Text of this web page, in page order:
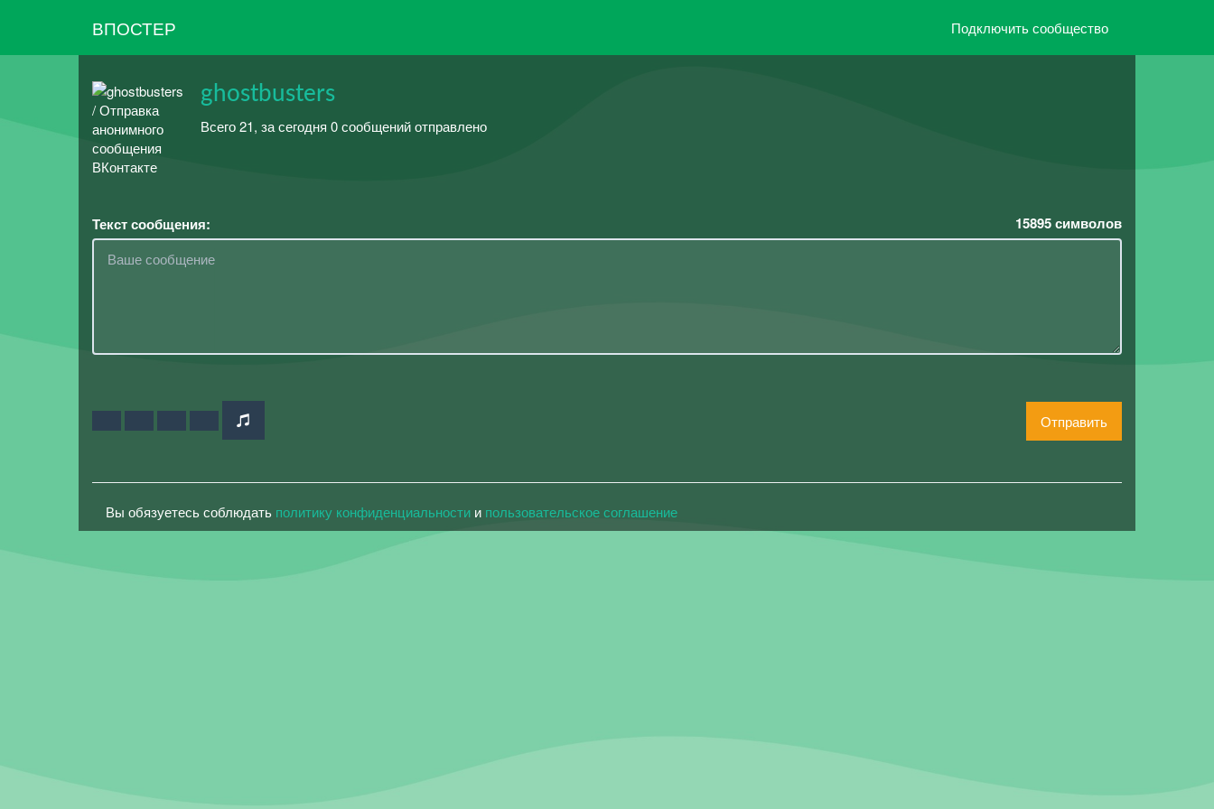
ВПОСТЕР Подключить сообщество
ghostbusters
Всего 21, за сегодня 0 сообщений отправлено
Текст сообщения: 15895символов
Отправить
Вы обязуетесь соблюдать политику конфиденциальности и пользовательское соглашение